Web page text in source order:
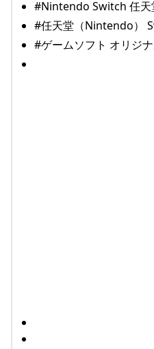
#Nintendo Switch 任天
#任天堂（Nintendo）
#ゲームソフト オリジ